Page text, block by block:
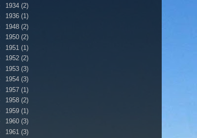
1934 (2)
1936 (1)
1948 (2)
1950 (2)
1951 (1)
1952 (2)
1953 (3)
1954 (3)
1957 (1)
1958 (2)
1959 (1)
1960 (3)
1961 (3)